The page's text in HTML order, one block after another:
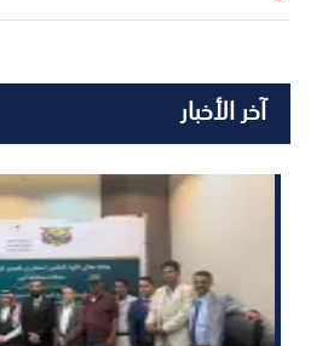
آخر الأخبار